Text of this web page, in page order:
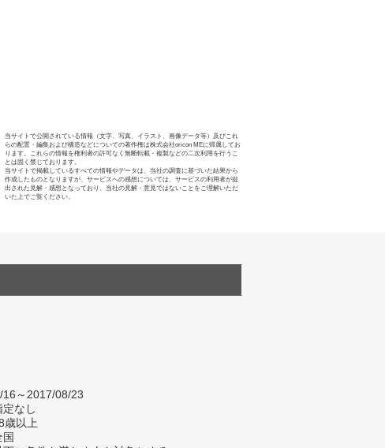
当サイトで公開されている情報（文字、写真、イラスト、画像データ等）及びこれ
らの配置・編集および構造などについての著作権は株式会社oricon MEに帰属してお
ります。これらの情報を権利者の許可なく無断転載・複製などの二次利用を行うこ
とは固く禁じております。
当サイトで掲載しているすべての情報やデータは、当社の調査に基づいた結果から
作成したものとなりますが、サービスへの感想については、サービスの利用者が提
出された見解・感想となっており、当社の見解・意見ではないことをご理解いただ
いた上でご覧ください。
16～2017/08/23
なし
歳以上